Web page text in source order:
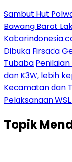
Sambut Hut
Bawang Barat
Dibuka Firsada
Tubaba
dan K3W, lebih
Kecamatan dan
Pelaksanaan
Topik